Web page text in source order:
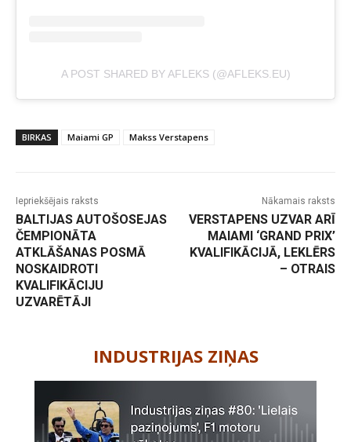
A POST SHARED BY AFLEKS (@AFLEKS.EU)
BIRKAS Maiami GP Makss Verstapens
Iepriekšējais raksts
BALTIJAS AUTOŠOSEJAS
ČEMPIONĀTA
ATKLĀŠANAS POSMĀ
NOSKAIDROTI
KVALIFIKĀCIJU
UZVARĒTĀJI
Nākamais raksts
VERSTAPENS UZVAR ARĪ
MAIAMI ‘GRAND PRIX’
KVALIFIKĀCIJĀ, LEKLĒRS
– OTRAIS
INDUSTRIJAS ZIŅAS